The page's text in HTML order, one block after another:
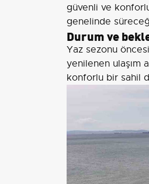
güvenli ve
genelinde
Durum ve
Yaz sezonu
yenilenen ulaşım
konforlu bir sahil